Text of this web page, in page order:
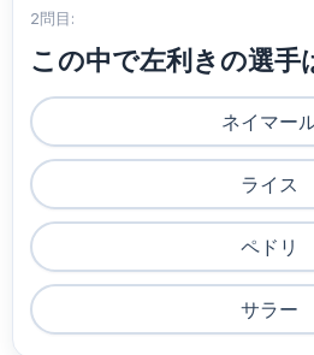
2問目:
この中で左利きの選手
ネイマー
ライス
ペドリ
サラー